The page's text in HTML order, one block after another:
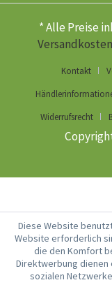
* Alle Preise
Versandkosten
Kontakt
Widerrufsrecht
Diese Website
Website erforderlich
die den Komfort
Direktwerbung
sozialen